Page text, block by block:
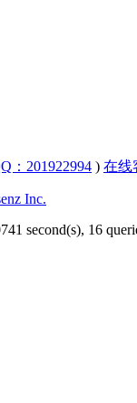
：201922994 ) 在线
Inc.
second(s), 16